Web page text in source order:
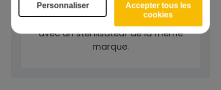
Cette lampe est un modèle
fabriqué dans le but d'être utilsée
avec un stérilisateur de la même
marque.
Personnaliser
Accepter tous les
cookies